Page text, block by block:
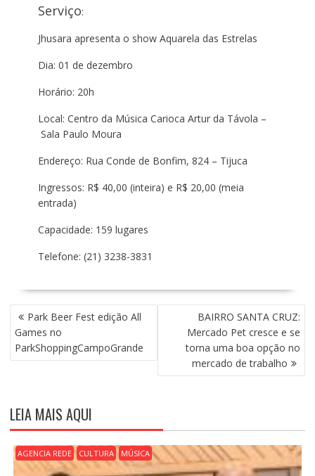
Serviço:
Jhusara apresenta o show Aquarela das Estrelas
Dia: 01 de dezembro
Horário: 20h
Local: Centro da Música Carioca Artur da Távola –
Sala Paulo Moura
Endereço: Rua Conde de Bonfim, 824 – Tijuca
Ingressos: R$ 40,00 (inteira) e R$ 20,00 (meia
entrada)
Capacidade: 159 lugares
Telefone: (21) 3238-3831
N
A
V
E
Ç
Ã
O
D
E
Park Beer Fest edição All
Games no
ParkShoppingCampoGrande
BAIRRO SANTA CRUZ:
Mercado Pet cresce e se
torna uma boa opção no
mercado de trabalho
LEIA MAIS AQUI
AGENCIA REDE CULTURA MÚSICA